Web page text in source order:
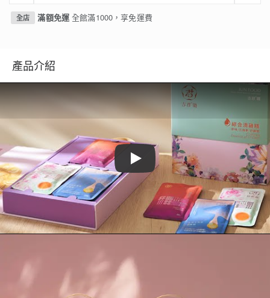
全店 滿額免運全館滿1000，享免運費
產品介紹
Play